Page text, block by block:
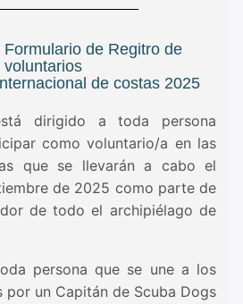
de Regitro de
voluntarios
de costas 2025
dirigido a toda persona
como voluntario/a en las
que se llevarán a cabo el
de 2025 como parte de
de todo el archipiélago de
persona que se une a los
por un Capitán de Scuba Dogs